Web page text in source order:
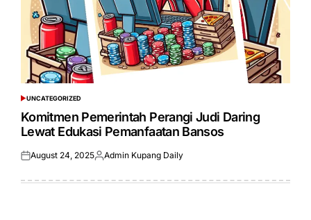
POSTED
IN
UNCATEGORIZED
Komitmen Pemerintah Perangi Judi Daring
Lewat Edukasi Pemanfaatan Bansos
Posted
August 24, 2025Posted
Admin Kupang Daily